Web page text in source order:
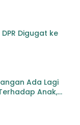
Digugat ke
Ada Lagi
Anak,
Pihak